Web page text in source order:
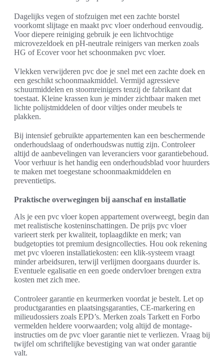
Dagelijks vegen of stofzuigen met een zachte borstel
voorkomt slijtage en maakt pvc vloer onderhoud eenvoudig.
Voor diepere reiniging gebruik je een lichtvochtige
microvezeldoek en pH-neutrale reinigers van merken zoals
HG of Ecover voor het schoonmaken pvc vloer.
Vlekken verwijderen pvc doe je snel met een zachte doek en
een geschikt schoonmaakmiddel. Vermijd agressieve
schuurmiddelen en stoomreinigers tenzij de fabrikant dat
toestaat. Kleine krassen kun je minder zichtbaar maken met
lichte polijstmiddelen of door viltjes onder meubels te
plakken.
Bij intensief gebruikte appartementen kan een beschermende
onderhoudslaag of onderhoudswas nuttig zijn. Controleer
altijd de aanbevelingen van leveranciers voor garantiebehoud.
Voor verhuur is het handig een onderhoudsblad voor huurders
te maken met toegestane schoonmaakmiddelen en
preventietips.
Praktische overwegingen bij aanschaf en installatie
Als je een pvc vloer kopen appartement overweegt, begin dan
met realistische kosteninschattingen. De prijs pvc vloer
varieert sterk per kwaliteit, toplaagdikte en merk; van
budgetopties tot premium designcollecties. Hou ook rekening
met pvc vloeren installatiekosten: een klik-systeem vraagt
minder arbeidsuren, terwijl verlijmen doorgaans duurder is.
Eventuele egalisatie en een goede ondervloer brengen extra
kosten met zich mee.
Controleer garantie en keurmerken voordat je bestelt. Let op
productgaranties en plaatsingsgaranties, CE-markering en
milieudossiers zoals EPD’s. Merken zoals Tarkett en Forbo
vermelden heldere voorwaarden; volg altijd de montage-
instructies om de pvc vloer garantie niet te verliezen. Vraag bij
twijfel om schriftelijke bevestiging van wat onder garantie
valt.